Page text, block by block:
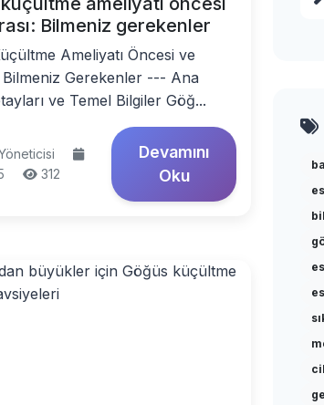
Bilmeniz gerekenler
Ameliyatı Öncesi ve
Bilmeniz Gerekenler --- Ana
ve Temel Bilgiler Göğ...
312
Devamını
Oku